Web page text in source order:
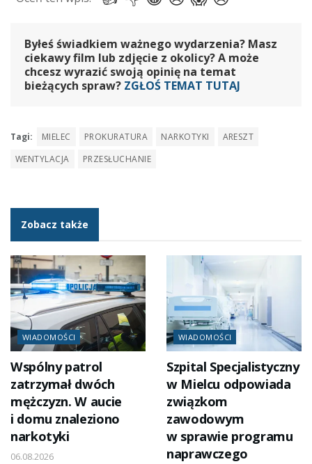
Byłeś świadkiem ważnego wydarzenia? Masz
ciekawy film lub zdjęcie z okolicy? A może
chcesz wyrazić swoją opinię na temat
bieżących spraw? ZGŁOŚ TEMAT TUTAJ
Tagi: MIELEC PROKURATURA NARKOTYKI
ARESZT
WENTYLACJA
PRZESŁUCHANIE
Zobacz także
WIADOMOŚCI
Wspólny patrol
zatrzymał dwóch
mężczyzn. W aucie
i domu znaleziono
narkotyki
06.08.2026
WIADOMOŚCI
Szpital Specjalistyczny
w Mielcu odpowiada
związkom
zawodowym
w sprawie programu
naprawczego